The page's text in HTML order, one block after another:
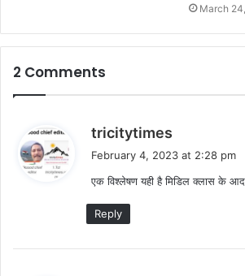
March
2 Comments
tricitytimes
s
February 4, 2023 at 2:28 pm
एक विश्लेषण यही है मिडिल क्लास के
Reply